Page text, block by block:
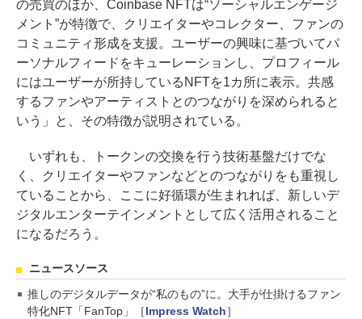
の売買のほか、Coinbase NFTは“ソーシャルエンゲージ
メント”が特徴で、クリエイターやコレクター、ファンの
コミュニティ形成を支援。ユーザーの興味に基づいてパ
ーソナルフィードをキューレーションし、プロフィール
にはユーザーが所持しているNFTを1カ所に表示。共感
するファンやアーティストとのつながりを深められると
いう」と、その特徴が説明されている。
いずれも、トークンの交換を行う技術基盤だけでな
く、クリエイターやファンなどとのつながりをも重視し
ていることから、ここに好循環が生まれれば、新しいデ
ジタルエンターテインメントとして広く活用されること
になるだろう。
ニュースソース
推しのデジタルデータが“私のもの”に。大手が仕掛けるファン
特化NFT「FanTop」［Impress Watch］